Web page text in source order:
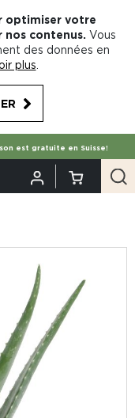
optimiser votre
contenus. Vous
des données en
plus
est gratuite en Suisse!